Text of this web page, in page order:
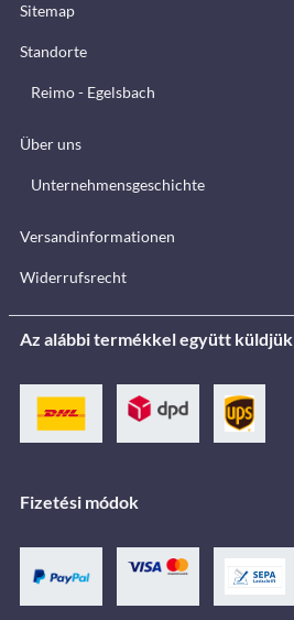
Sitemap
Standorte
Reimo - Egelsbach
Über uns
Unternehmensgeschichte
Versandinformationen
Widerrufsrecht
Az alábbi termékkel együtt küldjük
Fizetési módok